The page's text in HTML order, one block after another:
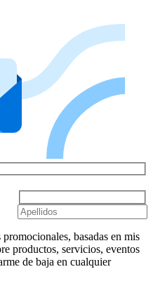
basadas en mis
productos, servicios, eventos
de baja en cualquier